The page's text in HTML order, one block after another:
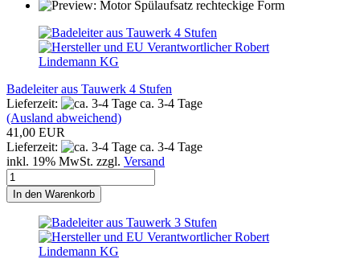
Badeleiter aus Tauwerk 4 Stufen
Lieferzeit:
ca. 3-4 Tage
(Ausland abweichend)
41,00 EUR
Lieferzeit:
ca. 3-4 Tage
inkl. 19% MwSt. zzgl. Versand
In den Warenkorb